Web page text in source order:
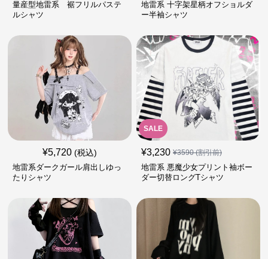
量産型地雷系 裾フリルパステ
ルシャツ
地雷系 十字架星柄オフショルダ
ー半袖シャツ
¥5,720 (税込)
地雷系ダークガール肩出しゆっ
たりシャツ
SALE
¥3,230 ¥3590(割引前)
地雷系 悪魔少女プリント袖ボー
ダー切替ロングTシャツ